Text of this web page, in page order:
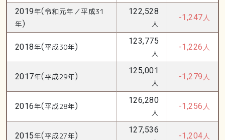
2019年(令和元年／平成31
年)
122,528
人
-1,247人
2018年(平成30年)
123,775
人
-1,226 人
2017年(平成29年)
125,001
人
-1,279 人
2016年(平成28年)
126,280
人
-1,256 人
2015年(平成27年)
127,536
-1,204人